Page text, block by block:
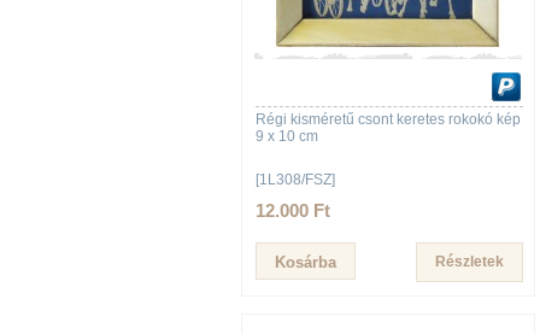
Régi kisméretű csont keretes rokokó kép
9 x 10 cm
[1L308/FSZ]
12.000 Ft
Részletek